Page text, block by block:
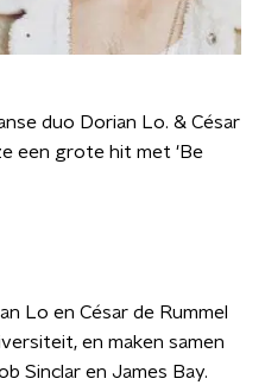
duo Dorian Lo. & César
een grote hit met 'Be
Lo en César de Rummel
en maken samen
Sinclar en James Bay.